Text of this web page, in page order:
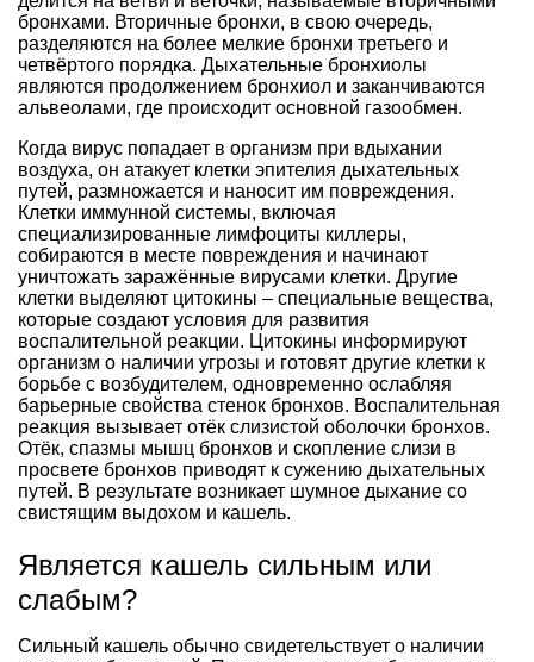
бронхами. Вторичные бронхи, в свою очередь,
разделяются на более мелкие бронхи третьего и
четвёртого порядка. Дыхательные бронхиолы
являются продолжением бронхиол и заканчиваются
альвеолами, где происходит основной газообмен.
Когда вирус попадает в организм при вдыхании
воздуха, он атакует клетки эпителия дыхательных
путей, размножается и наносит им повреждения.
Клетки иммунной системы, включая
специализированные лимфоциты киллеры,
собираются в месте повреждения и начинают
уничтожать заражённые вирусами клетки. Другие
клетки выделяют цитокины – специальные вещества,
которые создают условия для развития
воспалительной реакции. Цитокины информируют
организм о наличии угрозы и готовят другие клетки к
борьбе с возбудителем, одновременно ослабляя
барьерные свойства стенок бронхов. Воспалительная
реакция вызывает отёк слизистой оболочки бронхов.
Отёк, спазмы мышц бронхов и скопление слизи в
просвете бронхов приводят к сужению дыхательных
путей. В результате возникает шумное дыхание со
свистящим выдохом и кашель.
Является кашель сильным или
слабым?
Сильный кашель обычно свидетельствует о наличии